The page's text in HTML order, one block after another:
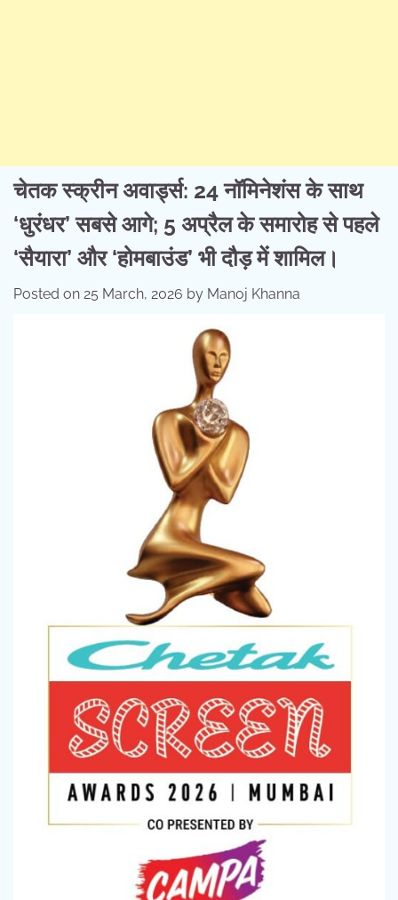
चेतक स्क्रीन अवार्ड्स: 24 नॉमिनेशंस के साथ
‘धुरंधर’ सबसे आगे; 5 अप्रैल के समारोह से पहले
‘सैयारा’ और ‘होमबाउंड’ भी दौड़ में शामिल।
Posted on 25 March, 2026 by Manoj Khanna